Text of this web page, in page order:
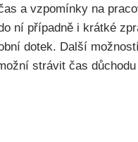
a vzpomínky na
ní případně i krátké
dotek. Další
strávit čas